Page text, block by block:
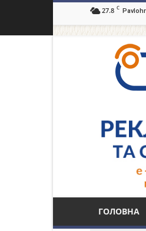
27.8 C
ГОЛОВНА
Тег: